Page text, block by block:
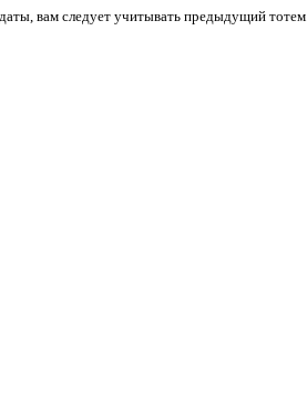
вам следует учитывать предыдущий тотем.